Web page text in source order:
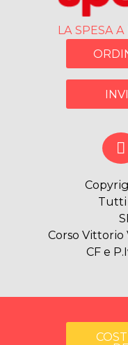
LA SPESA
Tutti
Corso Vittorio
CF e